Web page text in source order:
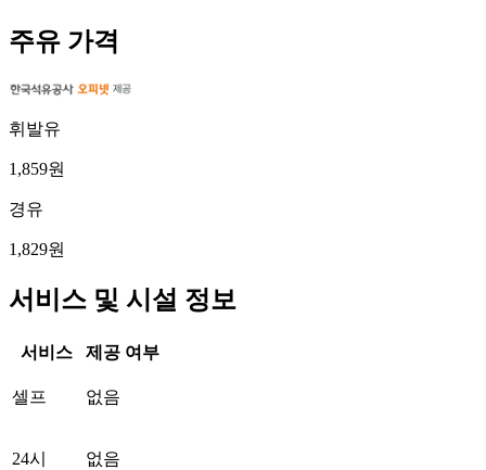
주유 가격
휘발유
1,859원
경유
1,829원
서비스 및 시설 정보
서비스 제공 여부
셀프 없음
24시 없음